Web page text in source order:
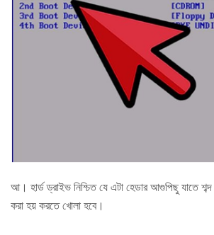
আ। হার্ড ড্রাইভ নিশ্চিত যে এটা হেডার আগুপিছু যাতে শব্দ
করা হয় করতে খোলা হবে।